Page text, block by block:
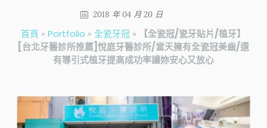
2018 年 04 月 20 日
首頁 »Portfolio »全瓷牙冠 »
【全瓷冠/瓷牙貼片/植牙】
[台北牙醫診所推薦]悅庭牙醫診所/當天擁有全瓷冠美齒/還
有導引式植牙提高成功率讓妳安心又放心